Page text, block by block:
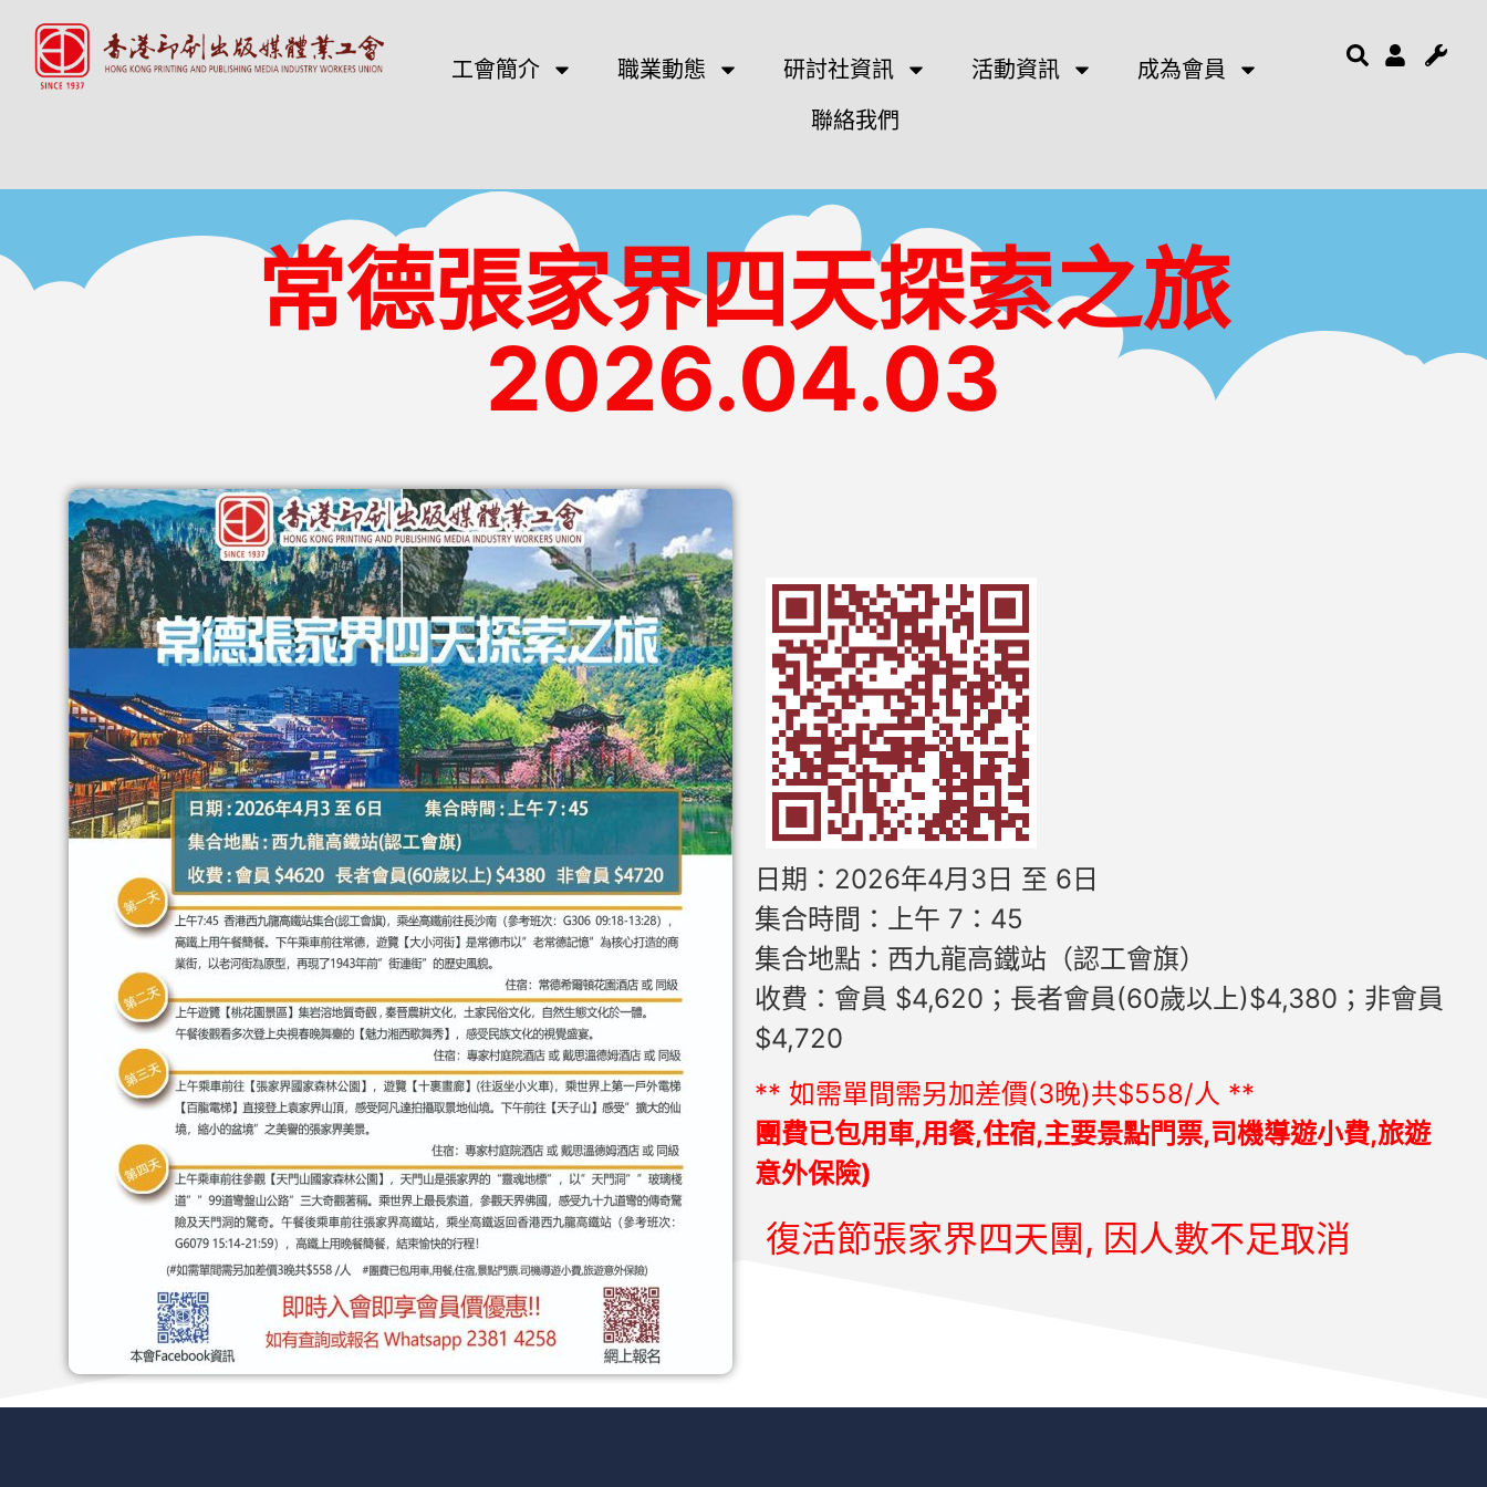
工會簡介 職業動態 研討社資訊 活動資訊
成為會員
聯絡我們
常德張家界四天探索之旅
2026.04.03
日期：2026年4月3日 至 6日
集合時間：上午 7：45
集合地點：西九龍高鐵站（認工會旗）
收費：會員 $4,620；長者會員(60歲以上)$4,380；非會員
$4,720
** 如需單間需另加差價(3晚)共$558/人 **
團費已包用車,用餐,住宿,主要景點門票,司機導遊小費,旅遊
意外保險)
復活節張家界四天團, 因人數不足取消